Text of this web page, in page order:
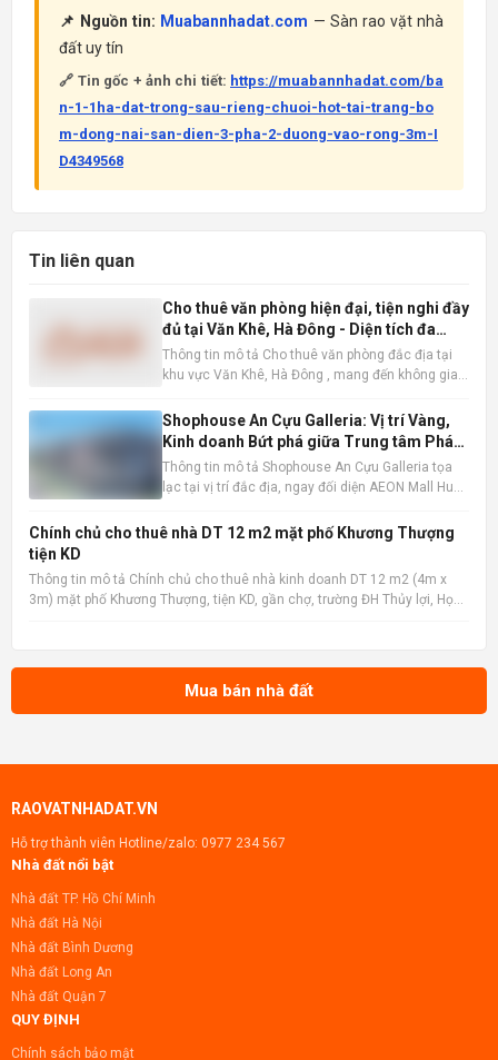
📌 Nguồn tin: Muabannhadat.com — Sàn rao vặt nhà
đất uy tín
🔗 Tin gốc + ảnh chi tiết: https://muabannhadat.com/ba
n-1-1ha-dat-trong-sau-rieng-chuoi-hot-tai-trang-bo
m-dong-nai-san-dien-3-pha-2-duong-vao-rong-3m-I
D4349568
Tin liên quan
Cho thuê văn phòng hiện đại, tiện nghi đầy
đủ tại Văn Khê, Hà Đông - Diện tích đa
dạng
Thông tin mô tả Cho thuê văn phòng đắc địa tại
khu vực Văn Khê, Hà Đông , mang đến không gian
Với diện tích linh hoạt từ 200m2, 300m2 đến
600m2, chúng tôi đáp ứng mọi nhu cầu về quy mô
Shophouse An Cựu Galleria: Vị trí Vàng,
Kinh doanh Bứt phá giữa Trung tâm Phát
triển Mới Huế
Thông tin mô tả Shophouse An Cựu Galleria tọa
lạc tại vị trí đắc địa, ngay đối diện AEON Mall Huế,
trung tâm mua sắm và giải trí sầm uất bậc nhất
thành phố. Với lưu lượng người qua lại lớn, đây là
Chính chủ cho thuê nhà DT 12 m2 mặt phố Khương Thượng
tiện KD
Thông tin mô tả Chính chủ cho thuê nhà kinh doanh DT 12 m2 (4m x
3m) mặt phố Khương Thượng, tiện KD, gần chợ, trường ĐH Thủy lợi, Học
Mua bán nhà đất
RAOVATNHADAT.VN
Hỗ trợ thành viên Hotline/zalo: 0977 234 567
Nhà đất nổi bật
Nhà đất TP. Hồ Chí Minh
Nhà đất Hà Nội
Nhà đất Bình Dương
Nhà đất Long An
Nhà đất Quận 7
QUY ĐỊNH
Chính sách bảo mật